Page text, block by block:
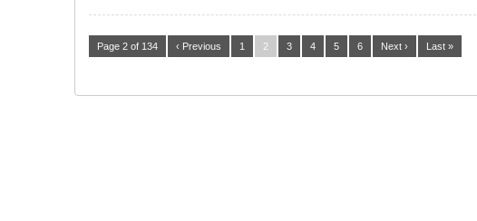
Page 2 of 134 ‹ Previous 1 2 3 4 5 6 Next › Last »